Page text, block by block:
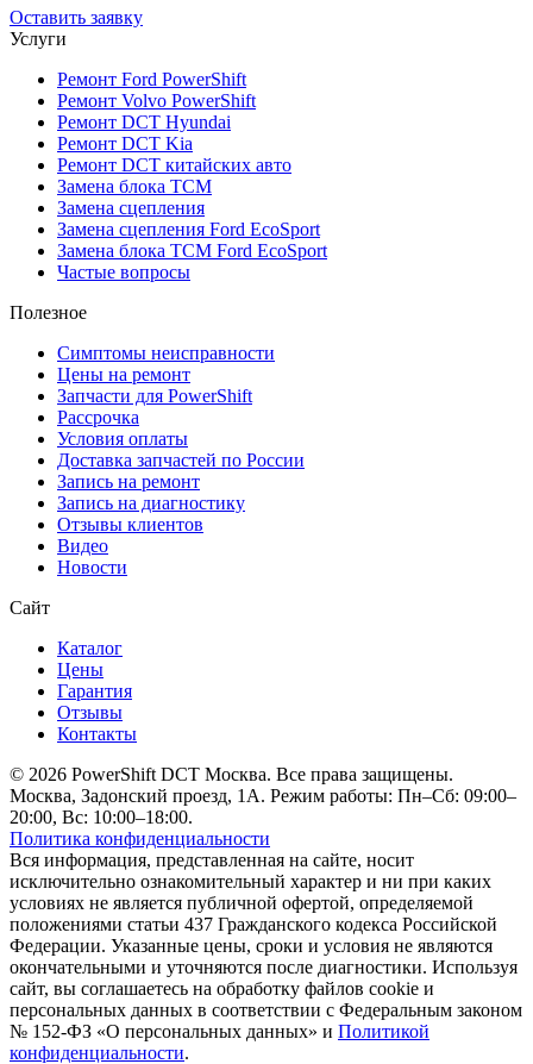
Оставить заявку
Услуги
Ремонт Ford PowerShift
Ремонт Volvo PowerShift
Ремонт DCT Hyundai
Ремонт DCT Kia
Ремонт DCT китайских авто
Замена блока TCM
Замена сцепления
Замена сцепления Ford EcoSport
Замена блока TCM Ford EcoSport
Частые вопросы
Полезное
Симптомы неисправности
Цены на ремонт
Запчасти для PowerShift
Рассрочка
Условия оплаты
Доставка запчастей по России
Запись на ремонт
Запись на диагностику
Отзывы клиентов
Видео
Новости
Сайт
Каталог
Цены
Гарантия
Отзывы
Контакты
© 2026 PowerShift DCT Москва. Все права защищены.
Москва, Задонский проезд, 1А. Режим работы: Пн–Сб: 09:00–
20:00, Вс: 10:00–18:00.
Политика конфиденциальности
Вся информация, представленная на сайте, носит
исключительно ознакомительный характер и ни при каких
условиях не является публичной офертой, определяемой
положениями статьи 437 Гражданского кодекса Российской
Федерации. Указанные цены, сроки и условия не являются
окончательными и уточняются после диагностики. Используя
сайт, вы соглашаетесь на обработку файлов cookie и
персональных данных в соответствии с Федеральным законом
№ 152-ФЗ «О персональных данных» и Политикой
конфиденциальности.